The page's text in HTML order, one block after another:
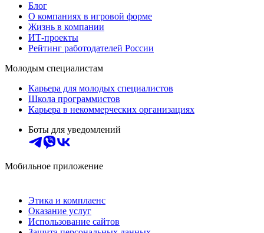
Блог
О компаниях в игровой форме
Жизнь в компании
ИТ-проекты
Рейтинг работодателей России
Молодым специалистам
Карьера для молодых специалистов
Школа программистов
Карьера в некоммерческих организациях
Боты для уведомлений
Мобильное приложение
Этика и комплаенс
Оказание услуг
Использование сайтов